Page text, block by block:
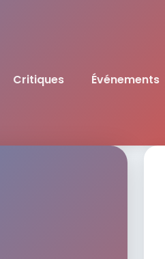
Critiques Événements